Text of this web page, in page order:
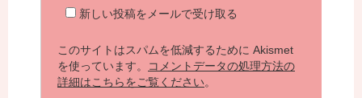
新しい投稿をメールで受け取る
このサイトはスパムを低減するために Akismet
を使っています。
コメントデータの処理方法の
詳細はこちらをご覧ください。